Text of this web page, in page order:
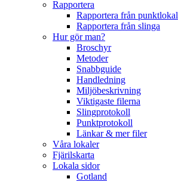
Rapportera
Rapportera från punktlokal
Rapportera från slinga
Hur gör man?
Broschyr
Metoder
Snabbguide
Handledning
Miljöbeskrivning
Viktigaste filerna
Slingprotokoll
Punktprotokoll
Länkar & mer filer
Våra lokaler
Fjärilskarta
Lokala sidor
Gotland